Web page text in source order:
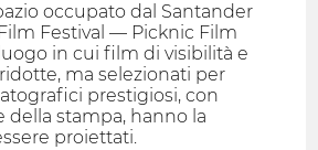
occupato dal Santander
Festival — Picknic Film
in cui film di visibilità e
ma selezionati per
prestigiosi, con
della stampa, hanno la
proiettati.